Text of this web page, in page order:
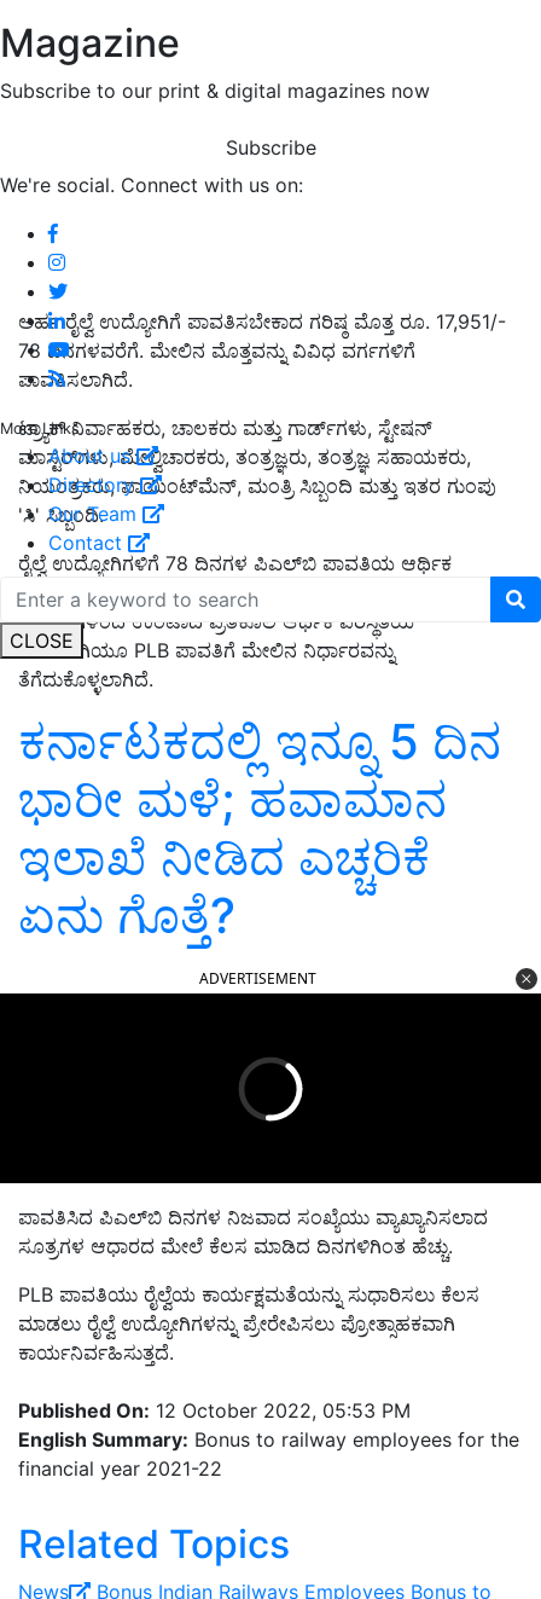
Magazine
Subscribe to our print & digital magazines now
Subscribe
We're social. Connect with us on:
More Links
About us
Directory
Our Team
Contact
CLOSE
ಅರ್ಹ ರೈಲ್ವೆ ಉದ್ಯೋಗಿಗೆ ಪಾವತಿಸಬೇಕಾದ ಗರಿಷ್ಠ ಮೊತ್ತ ರೂ. 17,951/-
78 ದಿನಗಳವರೆಗೆ. ಮೇಲಿನ ಮೊತ್ತವನ್ನು ವಿವಿಧ ವರ್ಗಗಳಿಗೆ
ಪಾವತಿಸಲಾಗಿದೆ.
ಟ್ರ್ಯಾಕ್ ನಿರ್ವಾಹಕರು, ಚಾಲಕರು ಮತ್ತು ಗಾರ್ಡ್‌ಗಳು, ಸ್ಟೇಷನ್
ಮಾಸ್ಟರ್‌ಗಳು, ಮೇಲ್ವಿಚಾರಕರು, ತಂತ್ರಜ್ಞರು, ತಂತ್ರಜ್ಞ ಸಹಾಯಕರು,
ನಿಯಂತ್ರಕರು, ಪಾಯಿಂಟ್‌ಮೆನ್, ಮಂತ್ರಿ ಸಿಬ್ಬಂದಿ ಮತ್ತು ಇತರ ಗುಂಪು
'ಸಿ' ಸಿಬ್ಬಂದಿ.
ರೈಲ್ವೆ ಉದ್ಯೋಗಿಗಳಿಗೆ 78 ದಿನಗಳ ಪಿಎಲ್‌ಬಿ ಪಾವತಿಯ ಆರ್ಥಿಕ
ಪರಿಣಾಮವು ರೂ. 1832.09 ಕೋಟಿ. ಕೋವಿಡ್-19 ನಂತರದ
ಸವಾಲುಗಳಿಂದ ಉಂಟಾದ ಪ್ರತಿಕೂಲ ಆರ್ಥಿಕ ಪರಿಸ್ಥಿತಿಯ
ಹೊರತಾಗಿಯೂ PLB ಪಾವತಿಗೆ ಮೇಲಿನ ನಿರ್ಧಾರವನ್ನು
ತೆಗೆದುಕೊಳ್ಳಲಾಗಿದೆ.
ಕರ್ನಾಟಕದಲ್ಲಿ ಇನ್ನೂ 5 ದಿನ
ಭಾರೀ ಮಳೆ; ಹವಾಮಾನ
ಇಲಾಖೆ ನೀಡಿದ ಎಚ್ಚರಿಕೆ
ಏನು ಗೊತ್ತೆ?
ADVERTISEMENT
ಪಾವತಿಸಿದ ಪಿಎಲ್‌ಬಿ ದಿನಗಳ ನಿಜವಾದ ಸಂಖ್ಯೆಯು ವ್ಯಾಖ್ಯಾನಿಸಲಾದ
ಸೂತ್ರಗಳ ಆಧಾರದ ಮೇಲೆ ಕೆಲಸ ಮಾಡಿದ ದಿನಗಳಿಗಿಂತ ಹೆಚ್ಚು.
PLB ಪಾವತಿಯು ರೈಲ್ವೆಯ ಕಾರ್ಯಕ್ಷಮತೆಯನ್ನು ಸುಧಾರಿಸಲು ಕೆಲಸ
ಮಾಡಲು ರೈಲ್ವೆ ಉದ್ಯೋಗಿಗಳನ್ನು ಪ್ರೇರೇಪಿಸಲು ಪ್ರೋತ್ಸಾಹಕವಾಗಿ
ಕಾರ್ಯನಿರ್ವಹಿಸುತ್ತದೆ.
Published On: 12 October 2022, 05:53 PM
English Summary: Bonus to railway employees for the
financial year 2021-22
Related Topics
News Bonus Indian Railways Employees Bonus to